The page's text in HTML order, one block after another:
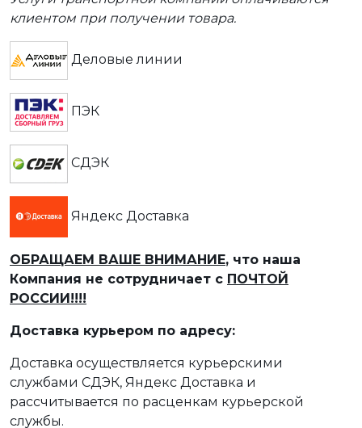
клиентом при получении товара.
Деловые линии
ПЭК
СДЭК
Яндекс Доставка
ОБРАЩАЕМ ВАШЕ ВНИМАНИЕ, что наша
Компания не сотрудничает с ПОЧТОЙ
РОССИИ!!!!
Доставка курьером по адресу:
Доставка осуществляется курьерскими
службами СДЭК, Яндекс Доставка и
рассчитывается по расценкам курьерской
службы.